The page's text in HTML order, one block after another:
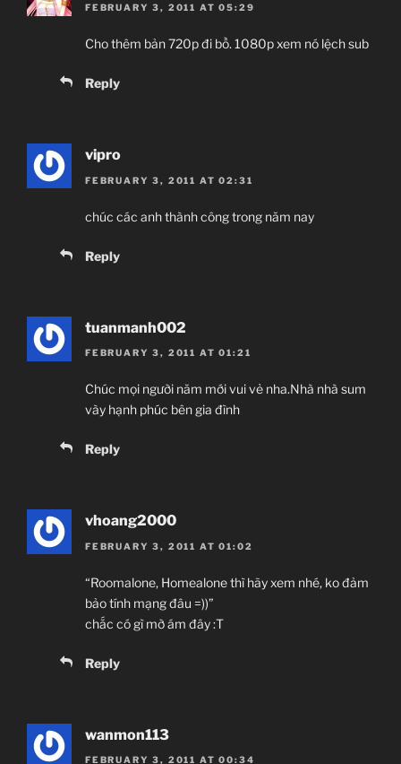
FEBRUARY 3, 2011 AT 05:29
Cho thêm bản 720p đi bồ. 1080p xem nó lệch sub
Reply
vipro
FEBRUARY 3, 2011 AT 02:31
chúc các anh thành công trong năm nay
Reply
tuanmanh002
FEBRUARY 3, 2011 AT 01:21
Chúc mọi người năm mới vui vẻ nha.Nhà nhà sum
vày hạnh phúc bên gia đình
Reply
vhoang2000
FEBRUARY 3, 2011 AT 01:02
“Roomalone, Homealone thì hãy xem nhé, ko đảm
bảo tính mạng đâu =))”
chắc có gì mờ ám đây :T
Reply
wanmon113
FEBRUARY 3, 2011 AT 00:34